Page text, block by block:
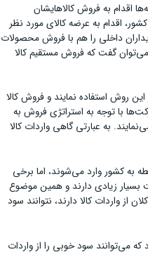
اقدام به فروش کالاهایشان
اقدام به عرضه کالای مورد نظر
داخلی را هم با فروش محصولات
گفت که فروش مستقیم کالا
روش استفاده نمایند و فروش کالا
با توجه به استراتژی فروش به
به عبارتی گاهی واردات کالا
به کشور وارد می‌شوند، اما برخی
بسیار زیادی دارند و همین موضوع
واردات کالا دارند، نتوانند سود
می‌توانند سود خوبی را از واردات